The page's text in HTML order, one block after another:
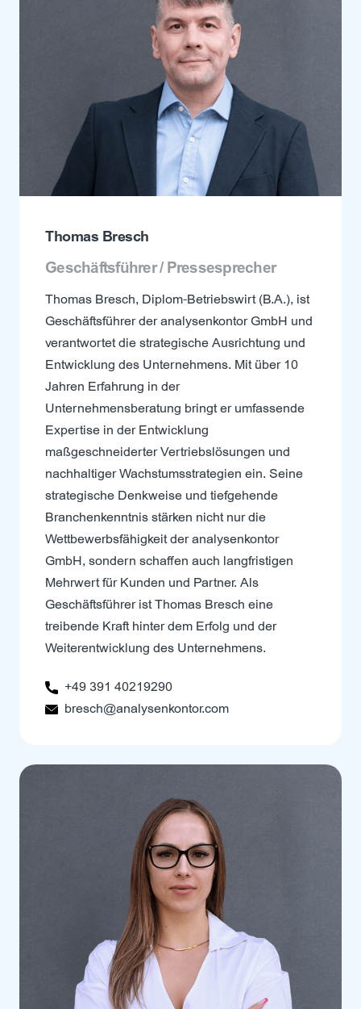
Thomas Bresch
Geschäftsführer / Pressesprecher
Thomas Bresch, Diplom-Betriebswirt (B.A.), ist
Geschäftsführer der analysenkontor GmbH und
verantwortet die strategische Ausrichtung und
Entwicklung des Unternehmens. Mit über 10
Jahren Erfahrung in der
Unternehmensberatung bringt er umfassende
Expertise in der Entwicklung
maßgeschneiderter Vertriebslösungen und
nachhaltiger Wachstumsstrategien ein. Seine
strategische Denkweise und tiefgehende
Branchenkenntnis stärken nicht nur die
Wettbewerbsfähigkeit der analysenkontor
GmbH, sondern schaffen auch langfristigen
Mehrwert für Kunden und Partner. Als
Geschäftsführer ist Thomas Bresch eine
treibende Kraft hinter dem Erfolg und der
Weiterentwicklung des Unternehmens.
+49 391 40219290
bresch@analysenkontor.com